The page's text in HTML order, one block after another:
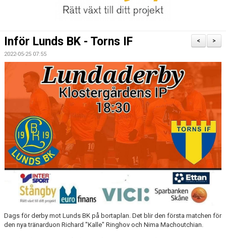
TRUPPEN
BILDGALLERI
ÅRETS TORNARE
>
<
Inför Lunds BK - Torns IF
2022-05-25 07:55
Dags för derby mot Lunds BK på bortaplan. Det blir den första matchen för
den nya tränarduon Richard "Kalle" Ringhov och Nima Machoutchian.